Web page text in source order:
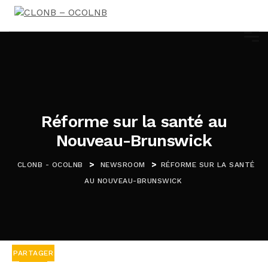
Réforme sur la santé au
Nouveau-Brunswick
CLONB - OCOLNB > NEWSROOM > RÉFORME SUR LA SANTÉ
AU NOUVEAU-BRUNSWICK
PARTAGER